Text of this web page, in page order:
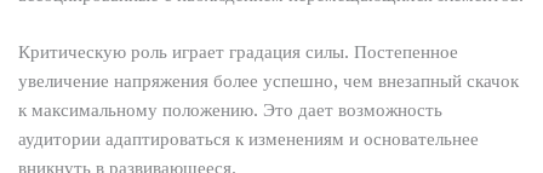
Критическую роль играет градация силы. Постепенное
увеличение напряжения более успешно, чем внезапный скачок
к максимальному положению. Это дает возможность
аудитории адаптироваться к изменениям и основательнее
вникнуть в развивающееся.